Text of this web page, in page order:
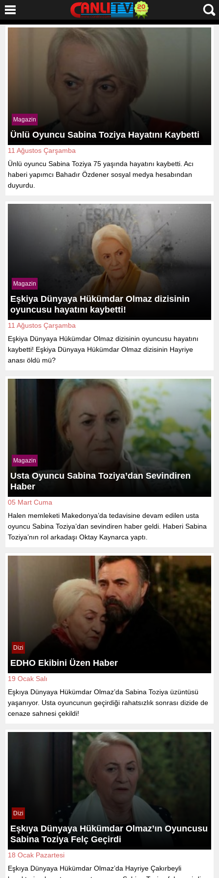
Magazin
Ünlü Oyuncu Sabina Toziya Hayatını Kaybetti
11 Ağustos Çarşamba
Ünlü oyuncu Sabina Toziya 75 yaşında hayatını kaybetti. Acı
haberi yapımcı Bahadır Özdener sosyal medya hesabından
duyurdu.
Magazin
Eşkiya Dünyaya Hükümdar Olmaz dizisinin
oyuncusu hayatını kaybetti!
11 Ağustos Çarşamba
Eşkiya Dünyaya Hükümdar Olmaz dizisinin oyuncusu hayatını
kaybetti! Eşkiya Dünyaya Hükümdar Olmaz dizisinin Hayriye
anası öldü mü?
Magazin
Usta Oyuncu Sabina Toziya’dan Sevindiren
Haber
05 Mart Cuma
Halen memleketi Makedonya’da tedavisine devam edilen usta
oyuncu Sabina Toziya’dan sevindiren haber geldi. Haberi Sabina
Toziya’nın rol arkadaşı Oktay Kaynarca yaptı.
Dizi
EDHO Ekibini Üzen Haber
19 Ocak Salı
Eşkıya Dünyaya Hükümdar Olmaz’da Sabina Toziya üzüntüsü
yaşanıyor. Usta oyuncunun geçirdiği rahatsızlık sonrası dizide de
cenaze sahnesi çekildi!
Dizi
Eşkıya Dünyaya Hükümdar Olmaz’ın Oyuncusu
Sabina Toziya Felç Geçirdi
18 Ocak Pazartesi
Eşkıya Dünyaya Hükümdar Olmaz’da Hayriye Çakırbeyli